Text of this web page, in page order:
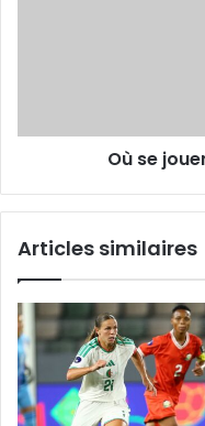
Où se
Articles similaires